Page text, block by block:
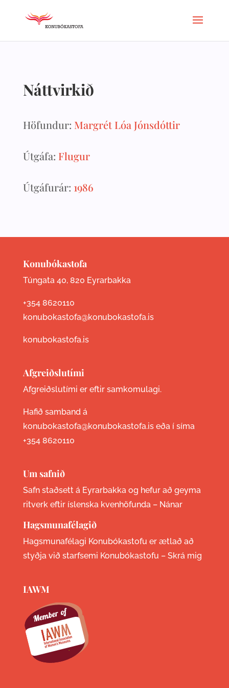
Náttvirkið
Höfundur: Margrét Lóa Jónsdóttir
Útgáfa: Flugur
Útgáfurár: 1986
Konubókastofa
Túngata 40, 820 Eyrarbakka
+354 8620110
konubokastofa@konubokastofa.is
konubokastofa.is
Afgreiðslutími
Afgreiðslutími er eftir samkomulagi.
Hafið samband á
konubokastofa@konubokastofa.is eða í síma
+354 8620110
Um safnið
Safn staðsett á Eyrarbakka og hefur að geyma
ritverk eftir íslenska kvenhöfunda – Nánar
Hagsmunafélagið
Hagsmunafélagi Konubókastofu er ætlað að
styðja við starfsemi Konubókastofu – Skrá mig
IAWM